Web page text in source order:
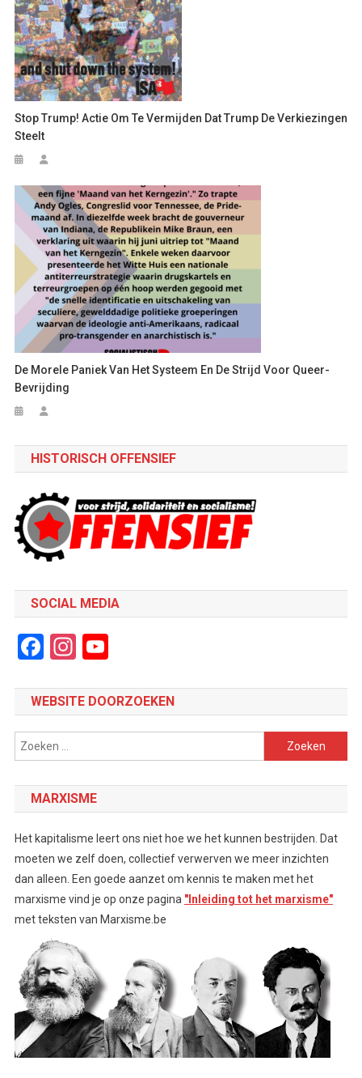
Stop Trump! Actie Om Te Vermijden Dat Trump De Verkiezingen
Steelt
De Morele Paniek Van Het Systeem En De Strijd Voor Queer-
Bevrijding
HISTORISCH OFFENSIEF
SOCIAL MEDIA
Facebook
Instagram
YouTube
WEBSITE DOORZOEKEN
Zoeken
naar:
MARXISME
Het kapitalisme leert ons niet hoe we het kunnen bestrijden. Dat
moeten we zelf doen, collectief verwerven we meer inzichten
dan alleen. Een goede aanzet om kennis te maken met het
marxisme vind je op onze pagina "Inleiding tot het marxisme"
met teksten van Marxisme.be